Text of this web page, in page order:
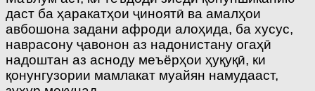
даст ба ҳаракатҳои ҷиноятӣ ва амалҳои
авбошона задани афроди алоҳида, ба хусус,
наврасону ҷавонон аз надонистану огаҳӣ
надоштан аз асноду меъёрҳои ҳуқуқӣ, ки
қонунгузории мамлакат муайян намудааст,